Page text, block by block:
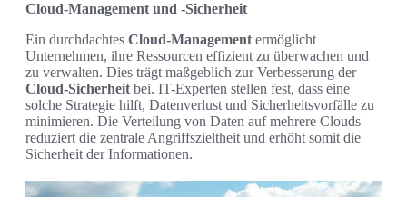
Cloud-Management und -Sicherheit
Ein durchdachtes Cloud-Management ermöglicht
Unternehmen, ihre Ressourcen effizient zu überwachen und
zu verwalten. Dies trägt maßgeblich zur Verbesserung der
Cloud-Sicherheit bei. IT-Experten stellen fest, dass eine
solche Strategie hilft, Datenverlust und Sicherheitsvorfälle zu
minimieren. Die Verteilung von Daten auf mehrere Clouds
reduziert die zentrale Angriffszieltheit und erhöht somit die
Sicherheit der Informationen.